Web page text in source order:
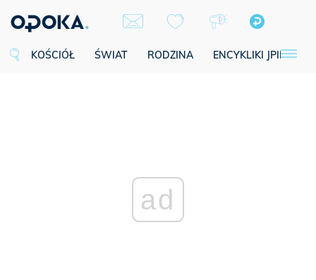
KOŚCIÓŁ ŚWIAT RODZINA ENCYKLIKI JPII
ad